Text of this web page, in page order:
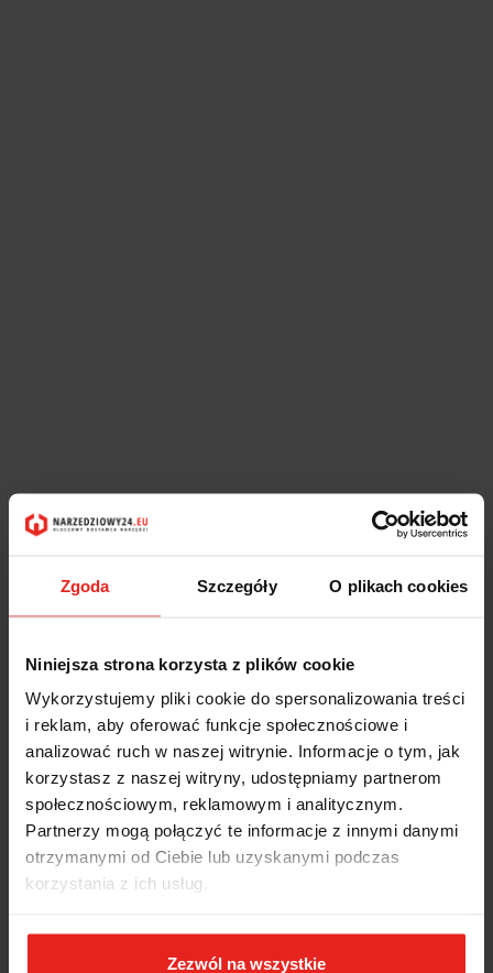
Zgoda Szczegóły O plikach cookies
Niniejsza strona korzysta z plików cookie
Wykorzystujemy pliki cookie do spersonalizowania treści
i reklam, aby oferować funkcje społecznościowe i
analizować ruch w naszej witrynie. Informacje o tym, jak
korzystasz z naszej witryny, udostępniamy partnerom
społecznościowym, reklamowym i analitycznym.
Partnerzy mogą połączyć te informacje z innymi danymi
otrzymanymi od Ciebie lub uzyskanymi podczas
korzystania z ich usług.
Zezwól na wszystkie